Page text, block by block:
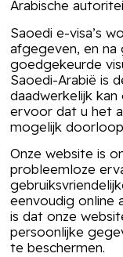
Arabische
Saoedi e-visa’s
afgegeven, en na
goedgekeurde
Saoedi-Arabië is
daadwerkelijk
ervoor dat u het
mogelijk
Onze website is
probleemloze
eenvoudig online
is dat onze
persoonlijke
te beschermen.